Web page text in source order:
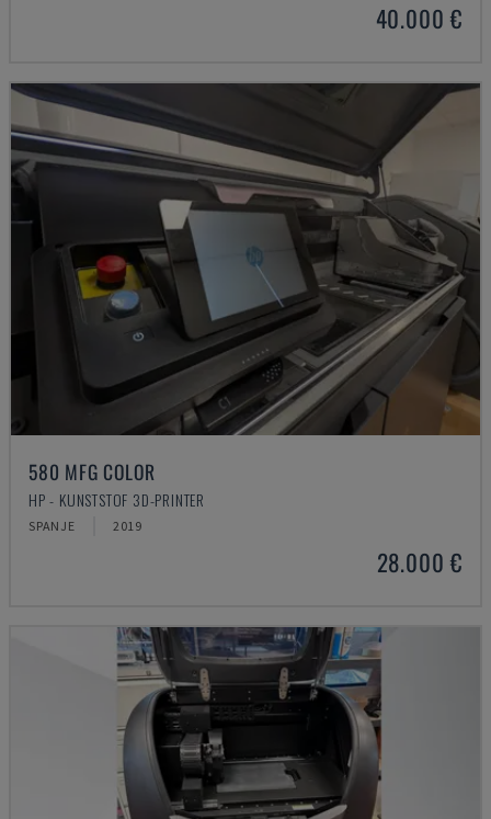
40.000 €
580 MFG COLOR
HP - KUNSTSTOF 3D-PRINTER
SPANJE 2019
28.000 €